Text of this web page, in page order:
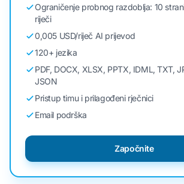
Ograničenje probnog razdoblja: 10
riječi
0,005 USD/riječ AI prijevod
120+ jezika
PDF, DOCX, XLSX, PPTX, IDML, TXT,
JSON
Pristup timu i prilagođeni rječnici
Email podrška
Započnite